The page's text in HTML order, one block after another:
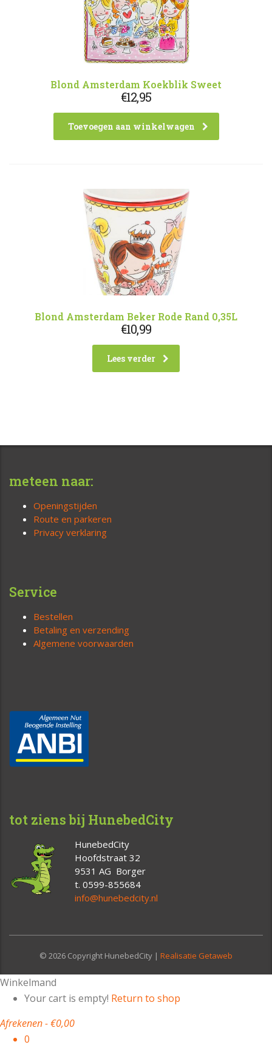
Blond Amsterdam Koekblik Sweet
€12,95
Toevoegen aan winkelwagen
Blond Amsterdam Beker Rode Rand 0,35L
€10,99
Lees verder
meteen naar:
Openingstijden
Route en parkeren
Privacy verklaring
Service
Bestellen
Betaling en verzending
Algemene voorwaarden
tot ziens bij HunebedCity
HunebedCity
Hoofdstraat 32
9531 AG Borger
t. 0599-855684
info@hunebedcity.nl
© 2026 Copyright HunebedCity | Realisatie Getaweb
Winkelmand
Your cart is empty! Return to shop
Afrekenen-€0,00
0